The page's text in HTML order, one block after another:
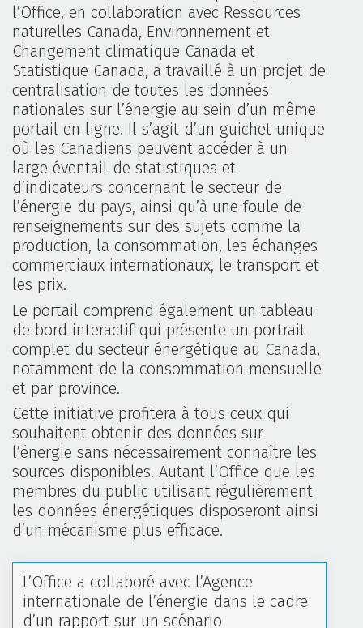
l’Office, en collaboration avec Ressources
naturelles Canada, Environnement et
Changement climatique Canada et
Statistique Canada, a travaillé à un projet de
centralisation de toutes les données
nationales sur l’énergie au sein d’un même
portail en ligne. Il s’agit d’un guichet unique
où les Canadiens peuvent accéder à un
large éventail de statistiques et
d’indicateurs concernant le secteur de
l’énergie du pays, ainsi qu’à une foule de
renseignements sur des sujets comme la
production, la consommation, les échanges
commerciaux internationaux, le transport et
les prix.
Le portail comprend également un tableau
de bord interactif qui présente un portrait
complet du secteur énergétique au Canada,
notamment de la consommation mensuelle
et par province.
Cette initiative profitera à tous ceux qui
souhaitent obtenir des données sur
l’énergie sans nécessairement connaître les
sources disponibles. Autant l’Office que les
membres du public utilisant régulièrement
les données énergétiques disposeront ainsi
d’un mécanisme plus efficace.
L’Office a collaboré avec l’Agence
internationale de l’énergie dans le cadre
d’un rapport sur un scénario